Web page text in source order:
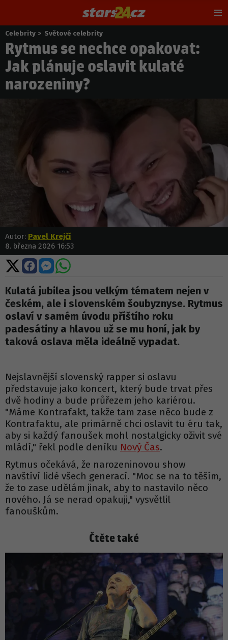
Nacházíte
se
zde:
Celebrity > Světové celebrity
Rytmus se nechce opakovat:
Jak plánuje oslavit kulaté
narozeniny?
Autor: Pavel Krejčí
8. března 2026 16:53
Sdílet
na
X
Sdílet
na
Facebooku
Sdílet
na
Messengeru
Sdílet
WhatsApp
Kulatá jubilea jsou velkým tématem nejen v
českém, ale i slovenském šoubyznyse. Rytmus
oslaví v samém úvodu příštího roku
padesátiny a hlavou už se mu honí, jak by
taková oslava měla ideálně vypadat.
Nejslavnější slovenský rapper si oslavu
představuje jako koncert, který bude trvat přes
dvě hodiny a bude průřezem jeho kariérou.
"Máme Kontrafakt, takže tam zase něco bude z
Kontrafaktu, ale primárně chci oslavit tu éru tak,
aby si každý fanoušek mohl nostalgicky oživit své
mládí," řekl podle deníku Nový Čas.
Rytmus očekává, že narozeninovou show
navštíví lidé všech generací. "Moc se na to těším,
že to zase udělám jinak, aby to nastavilo něco
nového. Já se nerad opakuji," vysvětlil
fanouškům.
Čtěte také